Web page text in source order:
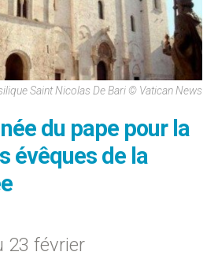
Saint Nicolas De Bari © Vatican News
du pape pour la
évêques de la
23 février